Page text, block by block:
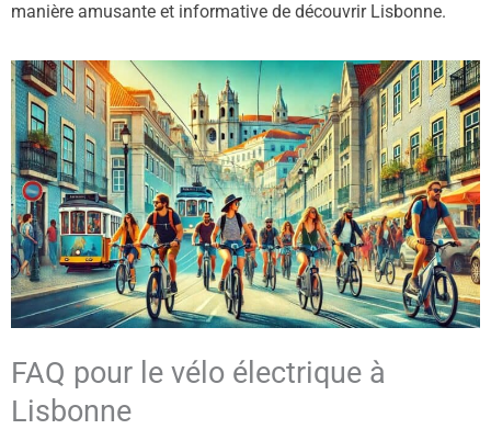
manière amusante et informative de découvrir Lisbonne.
FAQ pour le vélo électrique à
Lisbonne